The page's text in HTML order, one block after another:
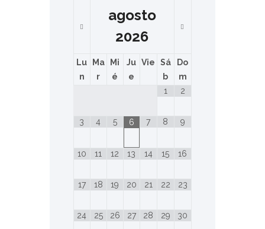
agosto
2026
Lu
n
Ma
r
Mi
é
Ju
e
Vie
Sá
b
Do
m
1
2
3 4 5 6 7 8 9
10 11 12 13 14 15 16
17 18 19 20 21 22 23
24 25 26 27 28 29 30